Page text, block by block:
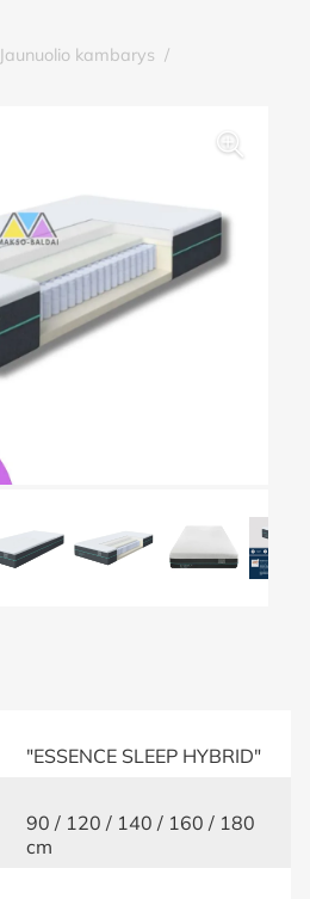
Jaunuolio kambarys /
"ESSENCE SLEEP HYBRID"
90 / 120 / 140 / 160 / 180
cm